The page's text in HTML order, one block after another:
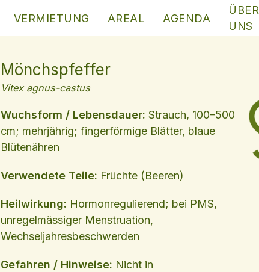
VERMIETUNG AREAL AGENDA
ÜBER
UNS
Mönchspfeffer
Vitex agnus-castus
Wuchsform / Lebensdauer: Strauch, 100–500
cm; mehrjährig; fingerförmige Blätter, blaue
Blütenähren
Verwendete Teile: Früchte (Beeren)
Heilwirkung: Hormonregulierend; bei PMS,
unregelmässiger Menstruation,
Wechseljahresbeschwerden
Gefahren / Hinweise: Nicht in